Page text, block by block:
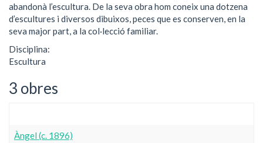
abandonà l’escultura. De la seva obra hom coneix una dotzena
d’escultures i diversos dibuixos, peces que es conserven, en la
seva major part, a la col·lecció familiar.
Disciplina:
Escultura
3 obres
Àngel (c. 1896)